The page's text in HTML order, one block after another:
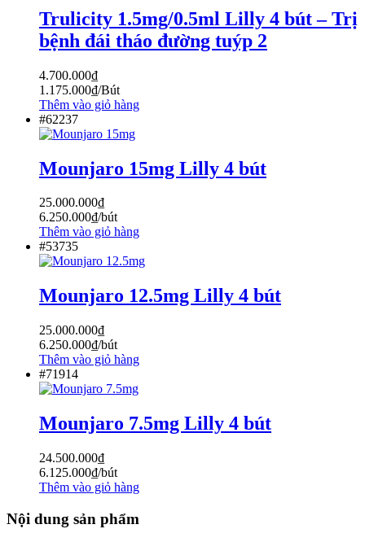
Trulicity 1.5mg/0.5ml Lilly 4 bút – Trị
bệnh đái tháo đường tuýp 2
4.700.000₫
1.175.000₫/Bút
Thêm vào giỏ hàng
#62237
Mounjaro 15mg Lilly 4 bút
25.000.000₫
6.250.000₫/bút
Thêm vào giỏ hàng
#53735
Mounjaro 12.5mg Lilly 4 bút
25.000.000₫
6.250.000₫/bút
Thêm vào giỏ hàng
#71914
Mounjaro 7.5mg Lilly 4 bút
24.500.000₫
6.125.000₫/bút
Thêm vào giỏ hàng
Nội dung sản phẩm